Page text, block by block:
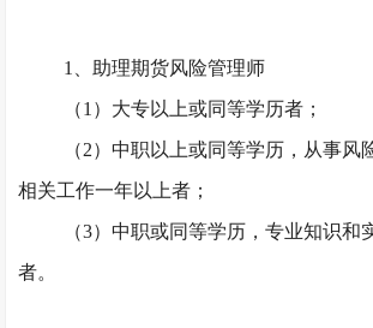
1、助理期货风险管理师
（1）大专以上或同等学历者；
（2）中职以上或同等学历，从事风
相关工作一年以上者；
（3）中职或同等学历，专业知识和
者。